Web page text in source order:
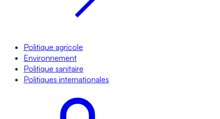
Politique agricole
Environnement
Politique sanitaire
Politiques internationales